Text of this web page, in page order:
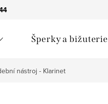
Šperky a bižuterie
nástroj - Klarinet